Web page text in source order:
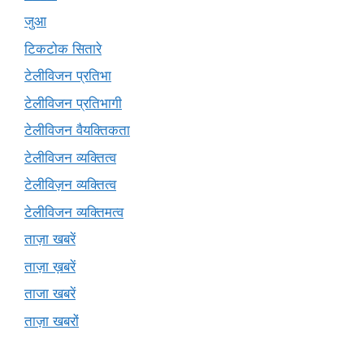
जुआ
टिकटोक सितारे
टेलीविजन प्रतिभा
टेलीविजन प्रतिभागी
टेलीविजन वैयक्तिकता
टेलीविजन व्यक्तित्व
टेलीविज़न व्यक्तित्व
टेलीविजन व्यक्तिमत्व
ताज़ा खबरें
ताज़ा ख़बरें
ताजा खबरें
ताज़ा खबरों